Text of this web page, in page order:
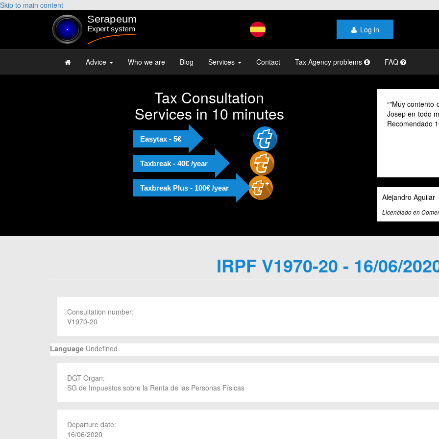
Skip to main content
Log in
Advice Who we are Blog Services Contact Tax Agency problems FAQ
Tax Consultation
Services in 10 minutes
Easytax - 5€
Taxbreak - 40€ /year
Taxbreak Plus - 100€ /year
"Muy contento con el
Josep en todo momento, mi
Recomendado 100% "
Alejandro Aguilar
Licenciado en Comercio Internacional
IRPF V1970-20 - 16/06/
Consultation number:
V1970-20
Language Undefined
DGT Organ:
SG de Impuestos sobre la Renta de las Personas Físicas
Departure date:
16/06/2020